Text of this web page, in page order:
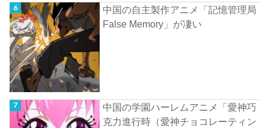
中国の自主製作アニメ「記憶管理局
False Memory」が凄い
中国の学園ハーレムアニメ「愛神巧
克力進行時（愛神チョコレーティン